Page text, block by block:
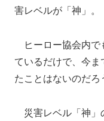
害レベルが「神」。
ヒーロー協会内
ているだけで、今
たことはないのだろ
災害レベル「神